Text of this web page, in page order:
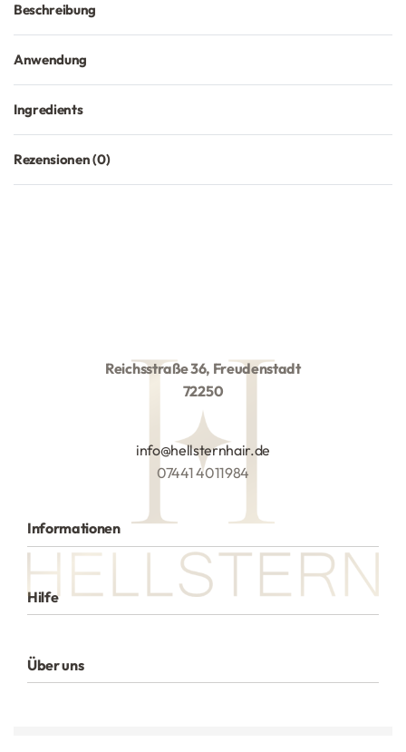
Beschreibung
Anwendung
Ingredients
Rezensionen (0)
Reichsstraße 36, Freudenstadt
72250
info@hellsternhair.de
07441 4011984
Informationen
Versand
Hilfe
Rückgaberecht
Über uns